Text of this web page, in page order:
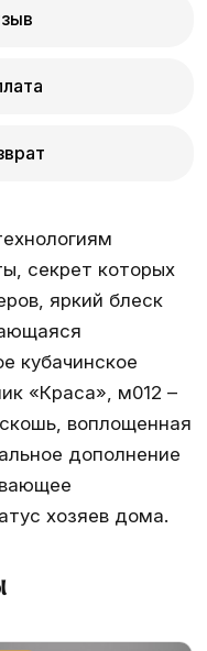
секрет которых
яркий блеск
кубачинское
«Краса», м012 –
воплощенная
дополнение
хозяев дома.